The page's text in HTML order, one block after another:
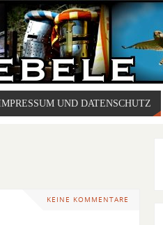
UND DATENSCHUTZ
KEINE KOMMENTARE